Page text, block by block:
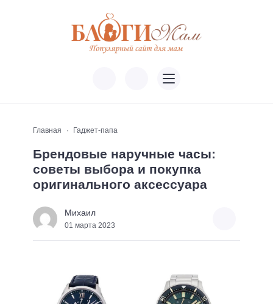
Главная Гаджет-папа
Брендовые наручные часы:
советы выбора и покупка
оригинального аксессуара
Михаил
01 марта 2023